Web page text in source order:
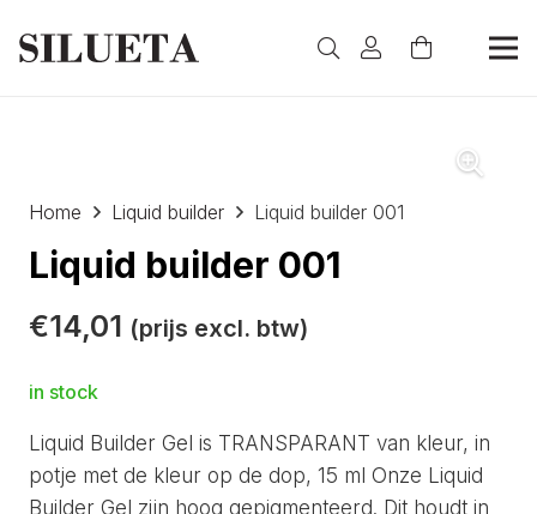
Home Liquid builder Liquid builder 001
Liquid builder 001
€14,01 (prijs excl. btw)
in stock
Liquid Builder Gel is TRANSPARANT van kleur, in
potje met de kleur op de dop, 15 ml Onze Liquid
Builder Gel zijn hoog gepigmenteerd. Dit houdt in